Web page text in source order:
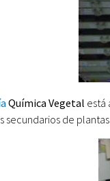
Química Vegetal está
de